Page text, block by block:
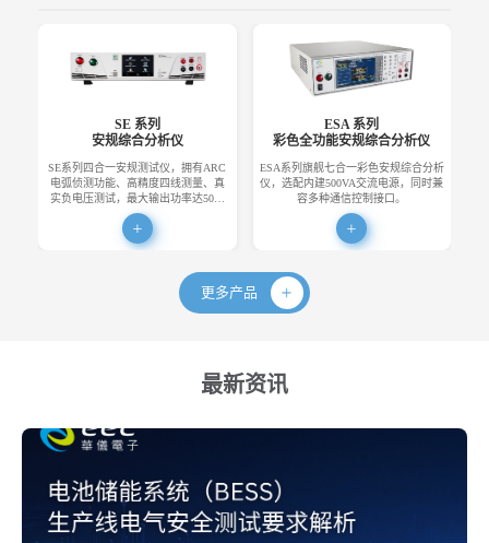
SE 系列
安规综合分析仪
SE系列四合一安规测试仪，拥有ARC
电弧侦测功能、高精度四线测量、真
实负电压测试，最大输出功率达50…
ESA 系列
彩色全功能安规综合分析仪
ESA系列旗舰七合一彩色安规综合分析
仪，选配内建500VA交流电源，同时兼
容多种通信控制接口。
更多产品
最新资讯